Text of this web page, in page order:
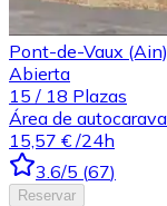
Pont-de-Vaux (Ain)
Abierta
15 / 18 Plazas
Área de
15,57 € /24h
3.6/5 (67)
Reservar